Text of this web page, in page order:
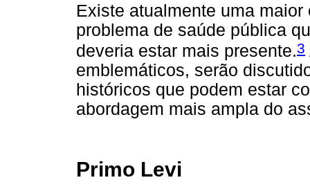
Existe atualmente uma
problema de saúde pública
deveria estar mais presente.3
emblemáticos, serão
históricos que podem estar
abordagem mais ampla do
Primo Levi